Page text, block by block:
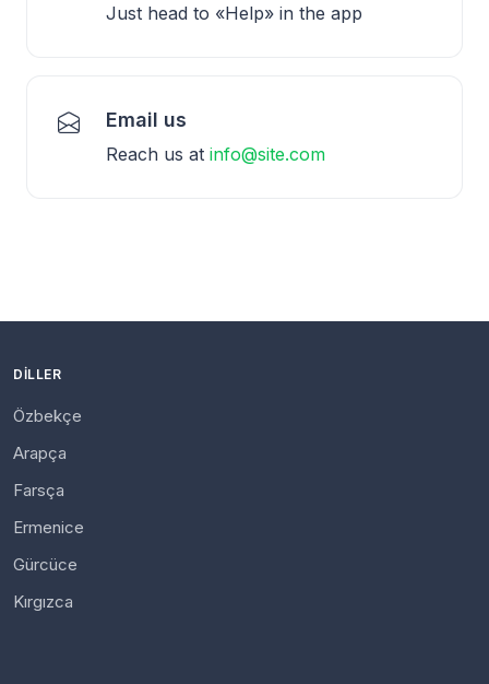
Just head to «Help» in the app
Email us
Reach us at info@site.com
DILLER
Özbekçe
Arapça
Farsça
Ermenice
Gürcüce
Kırgızca